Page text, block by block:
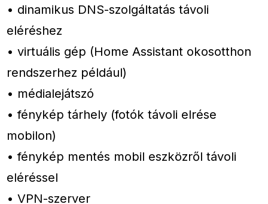
• dinamikus DNS-szolgáltatás távoli
eléréshez
• virtuális gép (Home Assistant okosotthon
rendszerhez például)
• médialejátszó
• fénykép tárhely (fotók távoli elrése
mobilon)
• fénykép mentés mobil eszközről távoli
eléréssel
• VPN-szerver